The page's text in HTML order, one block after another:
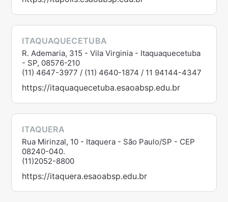
ITAQUAQUECETUBA
R. Ademaria, 315 - Vila Virginia - Itaquaquecetuba
- SP, 08576-210
(11) 4647-3977 / (11) 4640-1874 / 11 94144-4347
https://itaquaquecetuba.esaoabsp.edu.br
ITAQUERA
Rua Mirinzal, 10 - Itaquera - São Paulo/SP - CEP
08240-040.
(11)2052-8800
https://itaquera.esaoabsp.edu.br